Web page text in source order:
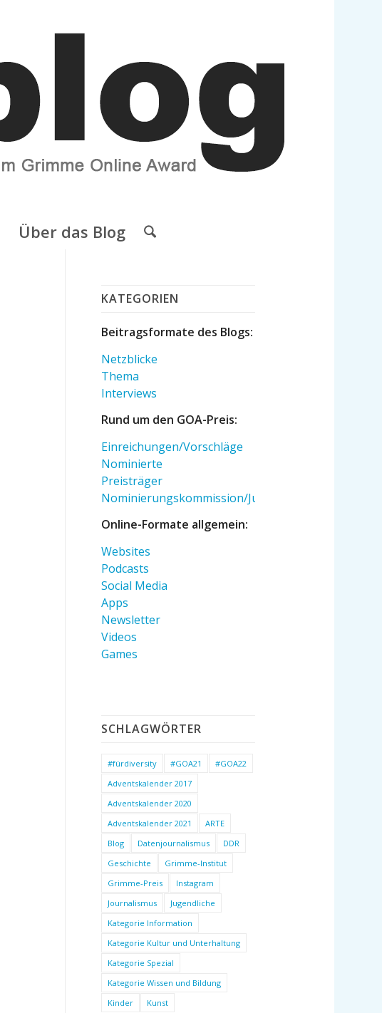
Über das Blog
KATEGORIEN
Beitragsformate des Blogs:
Netzblicke
Thema
Interviews
Rund um den GOA-Preis:
Einreichungen/Vorschläge
Nominierte
Preisträger
Nominierungskommission/Jury
Online-Formate allgemein:
Websites
Podcasts
Social Media
Apps
Newsletter
Videos
Games
SCHLAGWÖRTER
#fürdiversity #GOA21
#GOA22
Adventskalender 2017
Adventskalender 2020
Adventskalender 2021
ARTE
Blog
Datenjournalismus
DDR
Geschichte
Grimme-Institut
Grimme-Preis
Instagram
Journalismus
Jugendliche
Kategorie Information
Kategorie Kultur und Unterhaltung
Kategorie Spezial
Kategorie Wissen und Bildung
Kinder
Kunst